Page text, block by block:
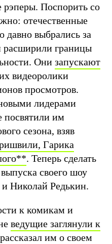
Поспорить со
отечественные
давно выбрались за
расширили границы
Они запускают
видеоролики
просмотров.
лидерами
посвятили им
сезона, взяв
Гарика
**. Теперь сделать
своего шоу
и Николай Редькин.
к комикам и
ведущие заглянули к
им о своем